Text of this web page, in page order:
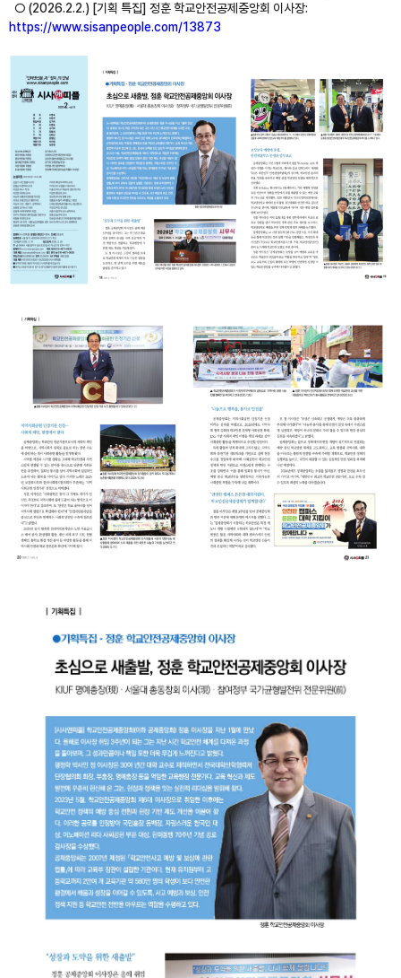
○ (2026.2.2.) [기획 특집] 정훈 학교안전공제중앙회 이사장:
https://www.sisanpeople.com/13873